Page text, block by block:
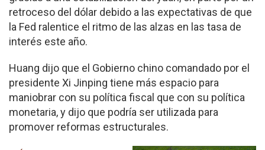
retroceso del dólar debido a las expectativas de que
la Fed ralentice el ritmo de las alzas en las tasa de
interés este año.
Huang dijo que el Gobierno chino comandado por el
presidente Xi Jinping tiene más espacio para
maniobrar con su política fiscal que con su política
monetaria, y dijo que podría ser utilizada para
promover reformas estructurales.